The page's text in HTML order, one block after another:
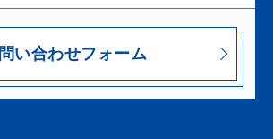
問い合わせフォーム